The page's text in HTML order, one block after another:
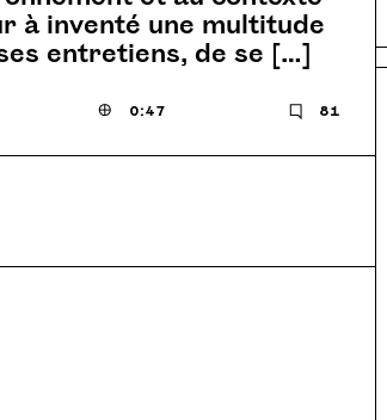
à inventé une multitude
entretiens, de se […]
 0:47 🗨 81